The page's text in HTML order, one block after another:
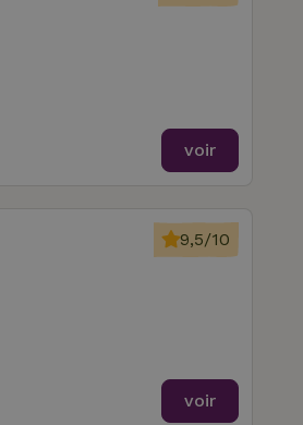
voir
9,5/10
voir